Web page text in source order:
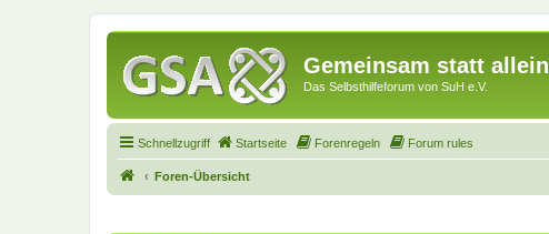
Gemeinsam statt allein
Das Selbsthilfeforum von SuH e.V.
Schnellzugriff Startseite Forenregeln Forum rules
Foren-Übersicht